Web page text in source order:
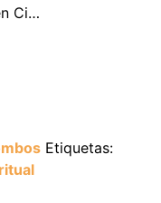
Ci…
Etiquetas: